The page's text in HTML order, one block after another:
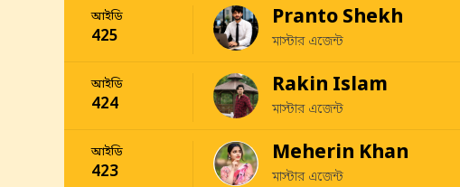
আইডি
425
Pranto Shekh
মাস্টার এজেন্ট
আইডি
424
Rakin Islam
মাস্টার এজেন্ট
আইডি
423
Meherin Khan
মাস্টার এজেন্ট